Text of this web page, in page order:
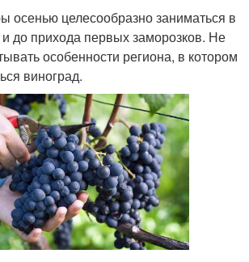
осенью целесообразно заниматься в
и до прихода первых заморозков. Не
особенности региона, в котором
виноград.